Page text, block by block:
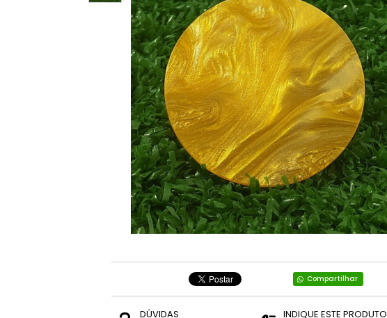
Compartilhar
DÚVIDAS INDIQUE ESTE PRODUTO